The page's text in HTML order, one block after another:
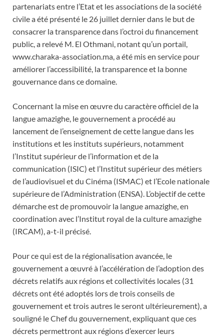
partenariats entre l’Etat et les associations de la société
civile a été présenté le 26 juillet dernier dans le but de
consacrer la transparence dans l’octroi du financement
public, a relevé M. El Othmani, notant qu’un portail,
www.charaka-association.ma, a été mis en service pour
améliorer l’accessibilité, la transparence et la bonne
gouvernance dans ce domaine.
Concernant la mise en œuvre du caractère officiel de la
langue amazighe, le gouvernement a procédé au
lancement de l’enseignement de cette langue dans les
institutions et les instituts supérieurs, notamment
l’Institut supérieur de l’information et de la
communication (ISIC) et l’Institut supérieur des métiers
de l’audiovisuel et du Cinéma (ISMAC) et l’Ecole nationale
supérieure de l’Administration (ENSA). L’objectif de cette
démarche est de promouvoir la langue amazighe, en
coordination avec l’Institut royal de la culture amazighe
(IRCAM), a-t-il précisé.
Pour ce qui est de la régionalisation avancée, le
gouvernement a œuvré à l’accélération de l’adoption des
décrets relatifs aux régions et collectivités locales (31
décrets ont été adoptés lors de trois conseils de
gouvernement et trois autres le seront ultérieurement), a
souligné le Chef du gouvernement, expliquant que ces
décrets permettront aux régions d’exercer leurs